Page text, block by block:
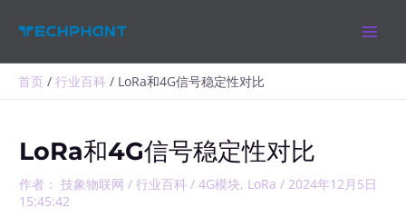
首页 行业百科 LoRa和4G信号稳定性对比
LoRa和4G信号稳定性对比
作者： 技象物联网/行业百科 /4G模块, LoRa /2024年12月5日
15:45:42